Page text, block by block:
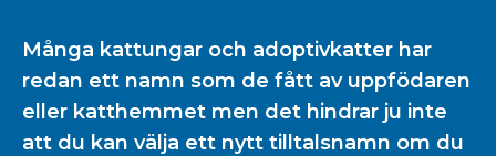
Många kattungar och adoptivkatter har
redan ett namn som de fått av uppfödaren
eller katthemmet men det hindrar ju inte
att du kan välja ett nytt tilltalsnamn om du